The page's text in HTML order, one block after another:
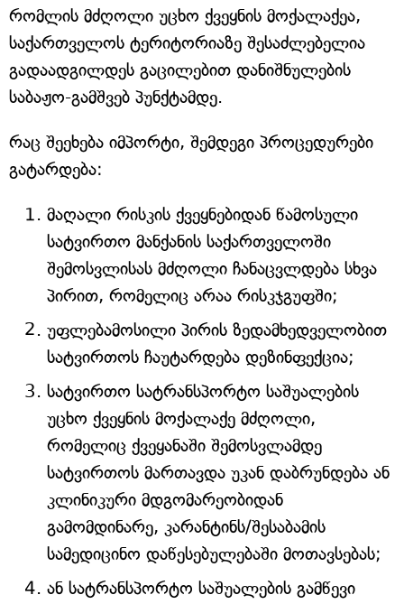
რომლის მძღოლი უცხო ქვეყნის მოქალაქეა,
საქართველოს ტერიტორიაზე შესაძლებელია
გადაადგილდეს გაცილებით დანიშნულების
საბაჟო-გამშვებ პუნქტამდე.
რაც შეეხება იმპორტი, შემდეგი პროცედურები
გატარდება:
მაღალი რისკის ქვეყნებიდან წამოსული
სატვირთო მანქანის საქართველოში
შემოსვლისას მძღოლი ჩანაცვლდება სხვა
პირით, რომელიც არაა რისკჯგუფში;
უფლებამოსილი პირის ზედამხედველობით
სატვირთოს ჩაუტარდება დეზინფექცია;
სატვირთო სატრანსპორტო საშუალების
უცხო ქვეყნის მოქალაქე მძღოლი,
რომელიც ქვეყანაში შემოსვლამდე
სატვირთოს მართავდა უკან დაბრუნდება ან
კლინიკური მდგომარეობიდან
გამომდინარე, კარანტინს/შესაბამის
სამედიცინო დაწესებულებაში მოთავსებას;
ან სატრანსპორტო საშუალების გამწევი